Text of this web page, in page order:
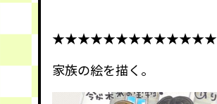
★★★★★★★★★★★★★
家族の絵を描く。